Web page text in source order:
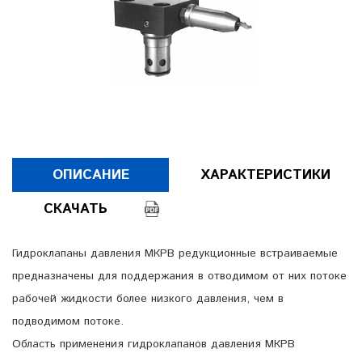
ОПИСАНИЕ
ХАРАКТЕРИСТИКИ
СКАЧАТЬ
Гидроклапаны давления МКРВ редукционные встраиваемые
предназначены для поддержания в отводимом от них потоке
рабочей жидкости более низкого давления, чем в
подводимом потоке.
Область применения гидроклапанов давления МКРВ